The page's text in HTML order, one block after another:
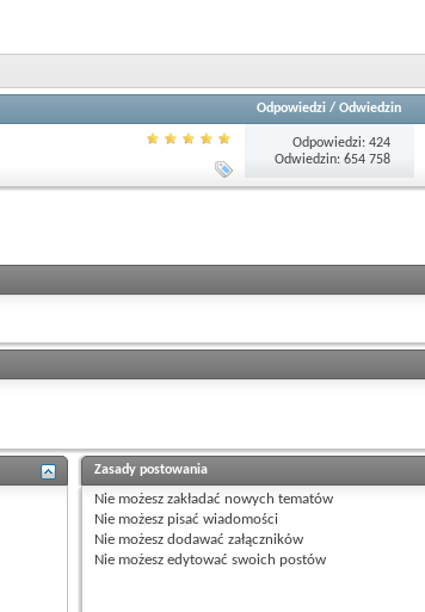
Odpowiedzi/ Odwiedzin
Odpowiedzi: 424
Odwiedzin: 654 758
Zasady postowania
Nie możeszzakładać nowych tematów
Nie możeszpisać wiadomości
Nie możeszdodawać załączników
Nie możeszedytować swoich postów